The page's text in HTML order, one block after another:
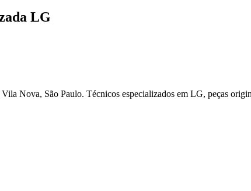
LG
Vila Nova, São Paulo. Técnicos especializados em LG, peças